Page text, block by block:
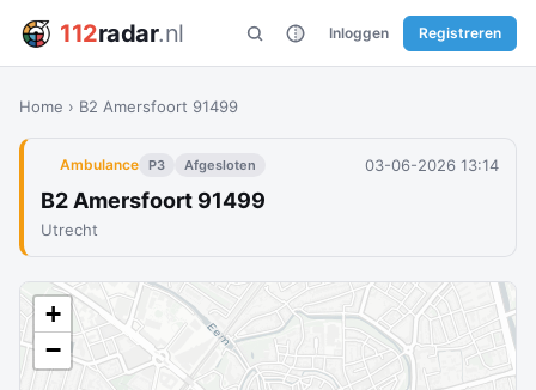
112radar.nl Inloggen Registreren
Home › B2 Amersfoort 91499
Ambulance P3 Afgesloten 03-06-2026 13:14
B2 Amersfoort 91499
Utrecht
+
−